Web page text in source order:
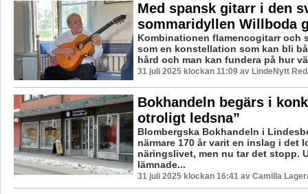
Med spansk gitarr i den
sommaridyllen Willboda
Kombinationen flamencogitarr och
som en konstellation som kan bli
hård och man kan fundera på hur
31 juli 2025 klockan 11:09 av LindeNytt
Bokhandeln begärs i
otroligt ledsna”
Blombergska Bokhandeln i
närmare 170 år varit en inslag i det
näringslivet, men nu tar det stopp.
lämnade...
31 juli 2025 klockan 16:41 av Camilla